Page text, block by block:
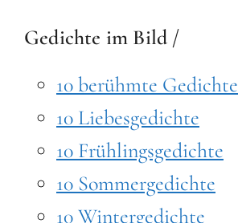
Gedichte im Bild /
10 berühmte Gedichte
10 Liebesgedichte
10 Frühlingsgedichte
10 Sommergedichte
10 Wintergedichte